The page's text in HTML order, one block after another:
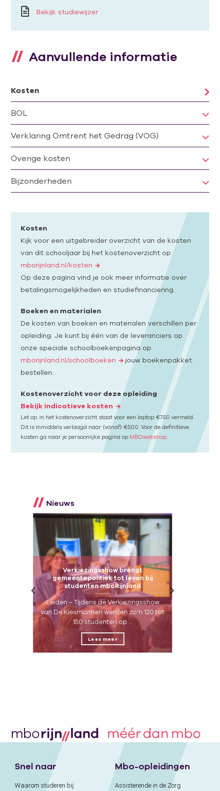
Bekijk studiewijzer
Aanvullende informatie
Kosten
BOL
Verklaring Omtrent het Gedrag (VOG)
Overige kosten
Bijzonderheden
Kosten
Kijk voor een uitgebreider overzicht van de kosten
van dit schooljaar bij het kostenoverzicht op
mborijnland.nl/kosten
Op deze pagina vind je ook meer informatie over
betalingsmogelijkheden en studiefinanciering.
Boeken en materialen
De kosten van boeken en materialen verschillen per
opleiding. Je kunt bij één van de leveranciers op
onze speciale schoolboekenpagina op
mborijnland.nl/schoolboeken
jouw boekenpakket
bestellen.
Kostenoverzicht voor deze opleiding
Bekijk indicatieve kosten
Let op: in het kostenoverzicht staat voor een laptop €750 vermeld.
Dit is inmiddels verlaagd naar (vanaf) €500. Voor de definitieve
kosten ga naar je persoonlijke pagina op MBOwebshop
Nieuws
Verkiezingsshow brengt
gemeentepolitiek tot leven bij
studenten mboRijnland
Leiden – Tijdens de Verkiezingsshow
van De Kiesmannen werden zo’n 120 tot
150 studenten op ...
Lees meer
Snel naar
Waarom studeren bij
Mbo-opleidingen
Assisterende in de Zorg